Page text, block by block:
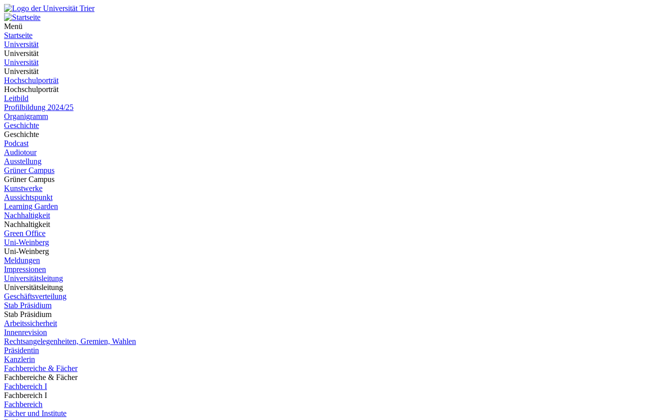
Menü
Startseite
Universität
Universität
Universität
Universität
Hochschulporträt
Hochschulporträt
Leitbild
Profilbildung 2024/25
Organigramm
Geschichte
Geschichte
Podcast
Audiotour
Ausstellung
Grüner Campus
Grüner Campus
Kunstwerke
Aussichtspunkt
Learning Garden
Nachhaltigkeit
Nachhaltigkeit
Green Office
Uni-Weinberg
Uni-Weinberg
Meldungen
Impressionen
Universitätsleitung
Universitätsleitung
Geschäftsverteilung
Stab Präsidium
Stab Präsidium
Arbeitssicherheit
Innenrevision
Rechtsangelegenheiten, Gremien, Wahlen
Präsidentin
Kanzlerin
Fachbereiche & Fächer
Fachbereiche & Fächer
Fachbereich I
Fachbereich I
Fachbereich
Fächer und Institute